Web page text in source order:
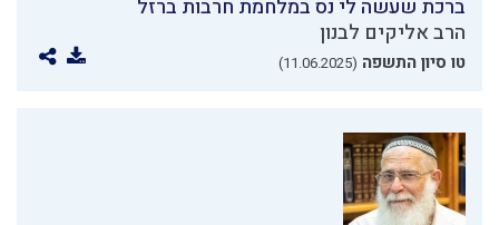
ברכת שעשה לי נס במלחמת חרבות ברזל
הרב אליקים לבנון
טו סיון התשפה (11.06.2025)